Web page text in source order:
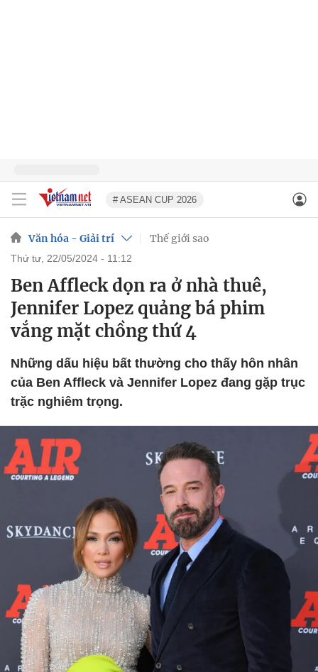
# ASEAN CUP 2026
Văn hóa - Giải trí Thế giới sao
thứ tư, 22/05/2024 - 11:12
Ben Affleck dọn ra ở nhà thuê,
Jennifer Lopez quảng bá phim
vắng mặt chồng thứ 4
Những dấu hiệu bất thường cho thấy hôn nhân
của Ben Affleck và Jennifer Lopez đang gặp trục
trặc nghiêm trọng.